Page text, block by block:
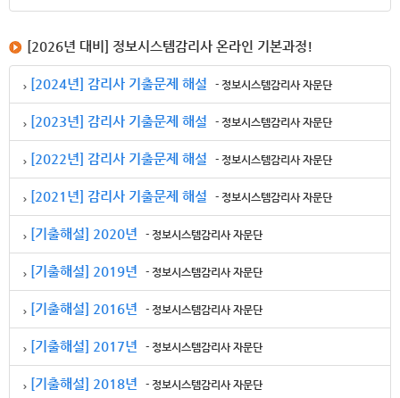
[2026년 대비] 정보시스템감리사 온라인 기본과정!
[2024년] 감리사 기출문제 해설 - 정보시스템감리사 자문단
[2023년] 감리사 기출문제 해설 - 정보시스템감리사 자문단
[2022년] 감리사 기출문제 해설 - 정보시스템감리사 자문단
[2021년] 감리사 기출문제 해설 - 정보시스템감리사 자문단
[기출해설] 2020년 - 정보시스템감리사 자문단
[기출해설] 2019년 - 정보시스템감리사 자문단
[기출해설] 2016년 - 정보시스템감리사 자문단
[기출해설] 2017년 - 정보시스템감리사 자문단
[기출해설] 2018년 - 정보시스템감리사 자문단